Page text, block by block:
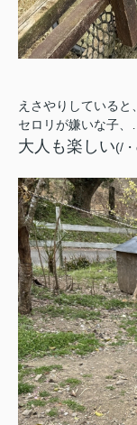
えさやりしていると
セロリが嫌いな子、
大人も楽しい(/